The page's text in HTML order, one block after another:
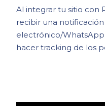
Al integrar tu sitio con
recibir una notificación
electrónico/
hacer tracking de los